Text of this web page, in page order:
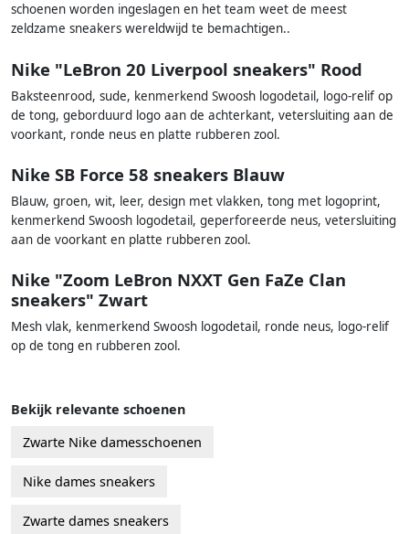
schoenen worden ingeslagen en het team weet de meest
zeldzame sneakers wereldwijd te bemachtigen..
Nike "LeBron 20 Liverpool sneakers" Rood
Baksteenrood, sude, kenmerkend Swoosh logodetail, logo-relif op
de tong, geborduurd logo aan de achterkant, vetersluiting aan de
voorkant, ronde neus en platte rubberen zool.
Nike SB Force 58 sneakers Blauw
Blauw, groen, wit, leer, design met vlakken, tong met logoprint,
kenmerkend Swoosh logodetail, geperforeerde neus, vetersluiting
aan de voorkant en platte rubberen zool.
Nike "Zoom LeBron NXXT Gen FaZe Clan
sneakers" Zwart
Mesh vlak, kenmerkend Swoosh logodetail, ronde neus, logo-relif
op de tong en rubberen zool.
Bekijk relevante schoenen
Zwarte Nike damesschoenen
Nike dames sneakers
Zwarte dames sneakers